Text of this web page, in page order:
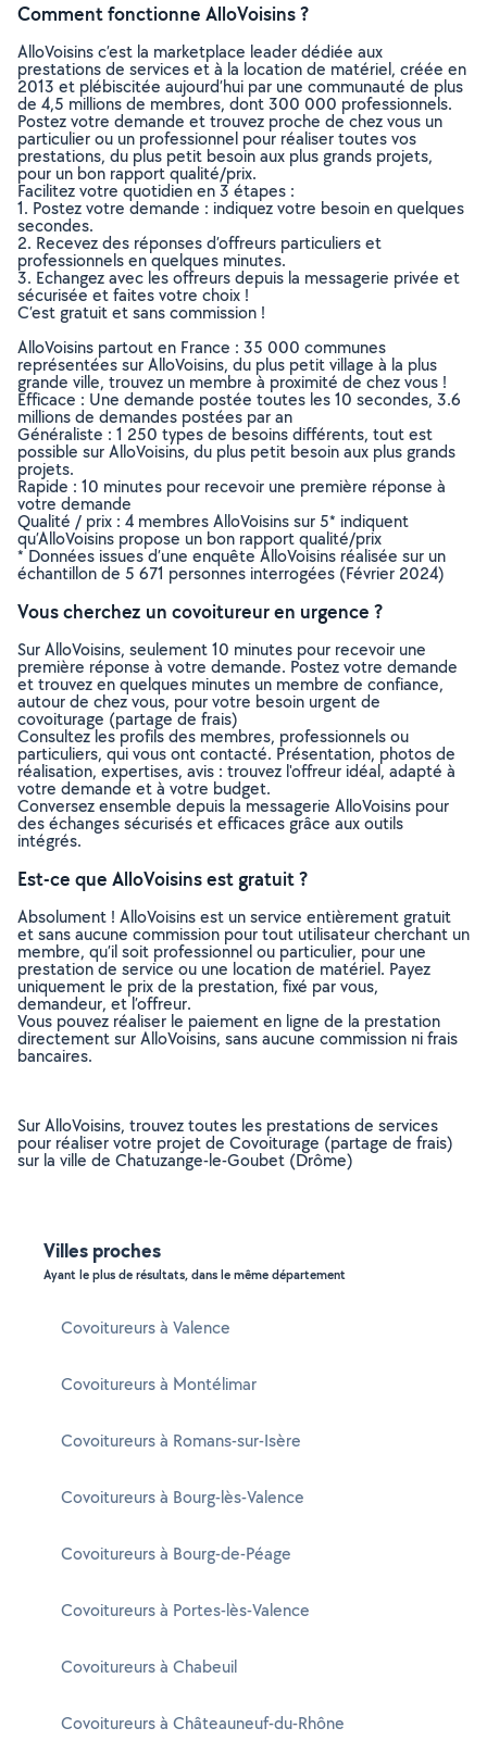
Comment fonctionne AlloVoisins ?
AlloVoisins c’est la marketplace leader dédiée aux
prestations de services et à la location de matériel, créée en
2013 et plébiscitée aujourd’hui par une communauté de plus
de 4,5 millions de membres, dont 300 000 professionnels.
Postez votre demande et trouvez proche de chez vous un
particulier ou un professionnel pour réaliser toutes vos
prestations, du plus petit besoin aux plus grands projets,
pour un bon rapport qualité/prix.
Facilitez votre quotidien en 3 étapes :
1. Postez votre demande : indiquez votre besoin en quelques
secondes.
2. Recevez des réponses d’offreurs particuliers et
professionnels en quelques minutes.
3. Echangez avec les offreurs depuis la messagerie privée et
sécurisée et faites votre choix !
C’est gratuit et sans commission !
AlloVoisins partout en France : 35 000 communes
représentées sur AlloVoisins, du plus petit village à la plus
grande ville, trouvez un membre à proximité de chez vous !
Efficace : Une demande postée toutes les 10 secondes, 3.6
millions de demandes postées par an
Généraliste : 1 250 types de besoins différents, tout est
possible sur AlloVoisins, du plus petit besoin aux plus grands
projets.
Rapide : 10 minutes pour recevoir une première réponse à
votre demande
Qualité / prix : 4 membres AlloVoisins sur 5* indiquent
qu’AlloVoisins propose un bon rapport qualité/prix
* Données issues d’une enquête AlloVoisins réalisée sur un
échantillon de 5 671 personnes interrogées (Février 2024)
Vous cherchez un covoitureur en urgence ?
Sur AlloVoisins, seulement 10 minutes pour recevoir une
première réponse à votre demande. Postez votre demande
et trouvez en quelques minutes un membre de confiance,
autour de chez vous, pour votre besoin urgent de
covoiturage (partage de frais)
Consultez les profils des membres, professionnels ou
particuliers, qui vous ont contacté. Présentation, photos de
réalisation, expertises, avis : trouvez l'offreur idéal, adapté à
votre demande et à votre budget.
Conversez ensemble depuis la messagerie AlloVoisins pour
des échanges sécurisés et efficaces grâce aux outils
intégrés.
Est-ce que AlloVoisins est gratuit ?
Absolument ! AlloVoisins est un service entièrement gratuit
et sans aucune commission pour tout utilisateur cherchant un
membre, qu’il soit professionnel ou particulier, pour une
prestation de service ou une location de matériel. Payez
uniquement le prix de la prestation, fixé par vous,
demandeur, et l’offreur.
Vous pouvez réaliser le paiement en ligne de la prestation
directement sur AlloVoisins, sans aucune commission ni frais
bancaires.
Sur AlloVoisins, trouvez toutes les prestations de services
pour réaliser votre projet de Covoiturage (partage de frais)
sur la ville de Chatuzange-le-Goubet (Drôme)
Villes proches
Ayant le plus de résultats, dans le même département
Covoitureurs à Valence
Covoitureurs à Montélimar
Covoitureurs à Romans-sur-Isère
Covoitureurs à Bourg-lès-Valence
Covoitureurs à Bourg-de-Péage
Covoitureurs à Portes-lès-Valence
Covoitureurs à Chabeuil
Covoitureurs à Châteauneuf-du-Rhône